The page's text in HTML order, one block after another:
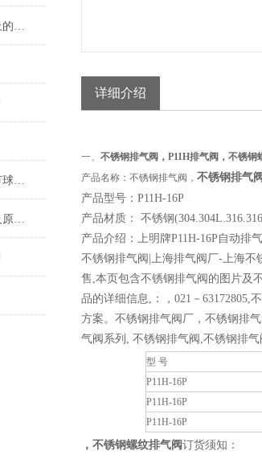
自动排气阀运用在供水系统上的作用
看完这篇文章，秒懂电动调节球阀！
电动调节阀的常见故障部位及原因分析
详细介绍
一、 不锈钢排气阀，P11H排气阀，不锈钢
产品名称：不锈钢排气阀， 不锈钢排气
产品型号：P11H-16P
产品材质： 不锈钢
产品介绍：上明牌P11H-16P自动排
不锈钢排气阀|上海排气阀厂-上海
售,本页包含不锈钢排气阀的图片及
品的详细信息,：，021－
方案。不锈钢排气阀厂，不锈钢排
气阀系列, 不锈钢排气阀,不锈钢排
型 号
P11H-16P
P11H-16P
P11H-16P
，不锈钢螺纹排气阀订货须知：